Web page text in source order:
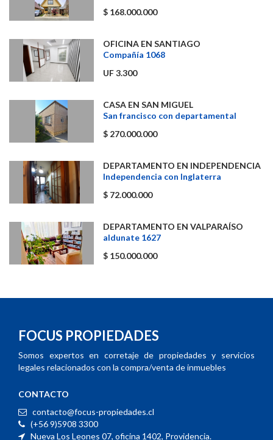
$ 168.000.000
OFICINA EN SANTIAGO
Compañía 1068
UF 3.300
CASA EN SAN MIGUEL
San francisco con departamental
$ 270.000.000
DEPARTAMENTO EN INDEPENDENCIA
Independencia con Inglaterra
$ 72.000.000
DEPARTAMENTO EN VALPARAÍSO
aldunate 1627
$ 150.000.000
FOCUS PROPIEDADES
Somos expertos en corretaje de propiedades y servicios
legales relacionados con la compra/venta de inmuebles
CONTACTO
contacto@focus-propiedades.cl
(+56 9)5908 3300
Nueva Los Leones 07, oficina 1402, Providencia.